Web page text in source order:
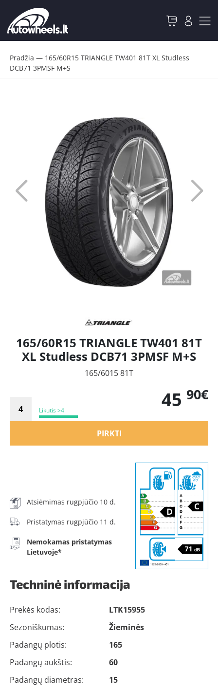
Pradžia — 165/60R15 TRIANGLE TW401 81T XL Studless
DCB71 3PMSF M+S
165/60R15 TRIANGLE TW401 81T
XL Studless DCB71 3PMSF M+S
165/6015 81T
Likutis >4 45 90€
PIRKTI
Atsiėmimas rugpjūčio 10 d.
Pristatymas rugpjūčio 11 d.
Nemokamas pristatymas
Lietuvoje*
Techninė informacija
Prekės kodas:
LTK15955
Sezoniškumas:
Žieminės
Padangų plotis:
165
Padangų aukštis:
60
Padangų diametras:
15